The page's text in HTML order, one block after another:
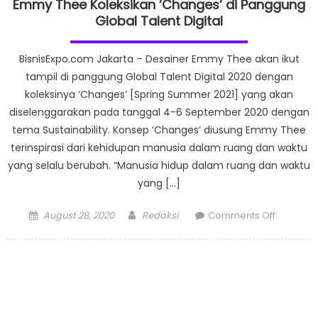
Emmy Thee Koleksikan ‘Changes’ di Panggung
Global Talent Digital
BisnisExpo.com Jakarta – Desainer Emmy Thee akan ikut
tampil di panggung Global Talent Digital 2020 dengan
koleksinya ‘Changes’ [Spring Summer 2021] yang akan
diselenggarakan pada tanggal 4-6 September 2020 dengan
tema Sustainability. Konsep ‘Changes’ diusung Emmy Thee
terinspirasi dari kehidupan manusia dalam ruang dan waktu
yang selalu berubah. “Manusia hidup dalam ruang dan waktu
yang […]
Posted
August 28, 2020 Author
Redaksi Comments Offon